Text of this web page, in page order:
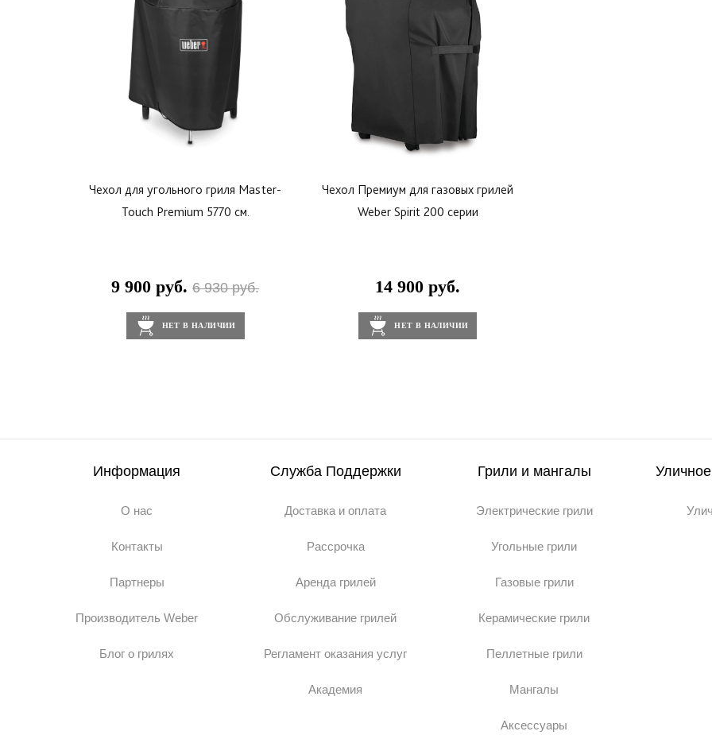
Чехол для угольного гриля Master-
Touch Premium 5770 см.
9 900 руб.6 930 руб.
НЕТ В НАЛИЧИИ
Чехол Премиум для газовых грилей
Weber Spirit 200 серии
14 900 руб.
НЕТ В НАЛИЧИИ
Информация
О нас
Контакты
Партнеры
Производитель Weber
Блог о грилях
Служба Поддержки
Доставка и оплата
Рассрочка
Аренда грилей
Обслуживание грилей
Регламент оказания услуг
Академия
Грили и мангалы
Электрические грили
Угольные грили
Газовые грили
Керамические грили
Пеллетные грили
Мангалы
Аксессуары